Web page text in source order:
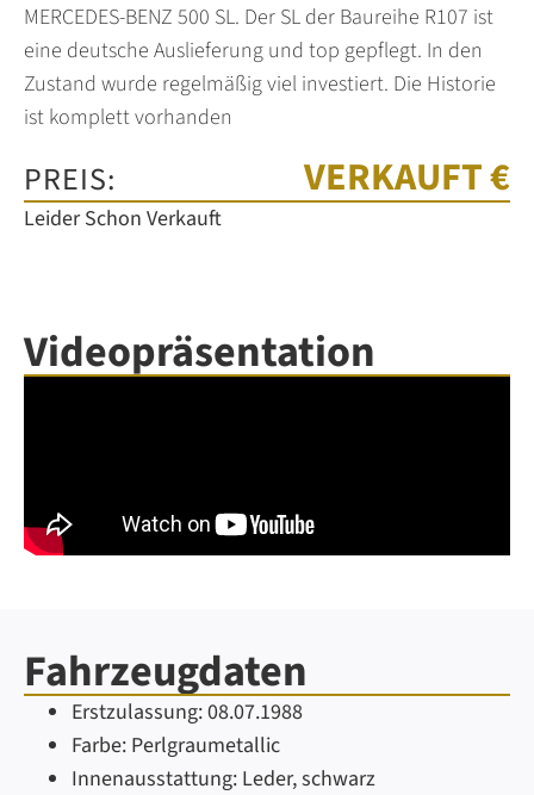
MERCEDES-BENZ 500 SL. Der SL der Baureihe R107 ist
eine deutsche Auslieferung und top gepflegt. In den
Zustand wurde regelmäßig viel investiert. Die Historie
ist komplett vorhanden
PREIS: VERKAUFT €
Leider Schon Verkauft
Videopräsentation
Fahrzeugdaten
Erstzulassung:08.07.1988
Farbe: Perlgraumetallic
Innenausstattung: Leder, schwarz